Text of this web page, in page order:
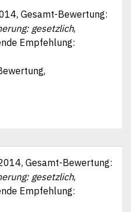
, Gesamt-Bewertung:
gesetzlich,
Empfehlung:
, Gesamt-Bewertung:
gesetzlich,
Empfehlung: